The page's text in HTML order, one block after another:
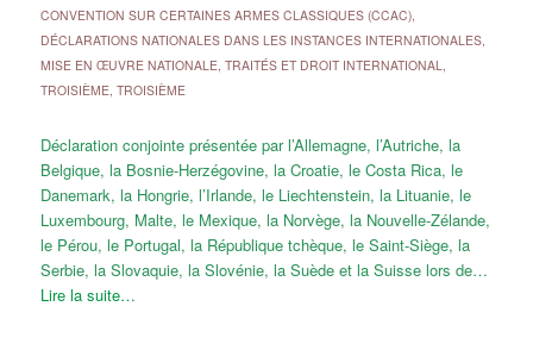
CONVENTION SUR CERTAINES ARMES CLASSIQUES (CCAC),
DÉCLARATIONS NATIONALES DANS LES INSTANCES INTERNATIONALES,
MISE EN ŒUVRE NATIONALE, TRAITÉS ET DROIT INTERNATIONAL,
TROISIÈME, TROISIÈME
Déclaration conjointe présentée par l’Allemagne, l’Autriche, la
Belgique, la Bosnie-Herzégovine, la Croatie, le Costa Rica, le
Danemark, la Hongrie, l’Irlande, le Liechtenstein, la Lituanie, le
Luxembourg, Malte, le Mexique, la Norvège, la Nouvelle-Zélande,
le Pérou, le Portugal, la République tchèque, le Saint-Siège, la
Serbie, la Slovaquie, la Slovénie, la Suède et la Suisse lors de…
Lire la suite…